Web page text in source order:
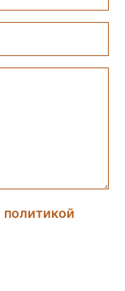
политикой